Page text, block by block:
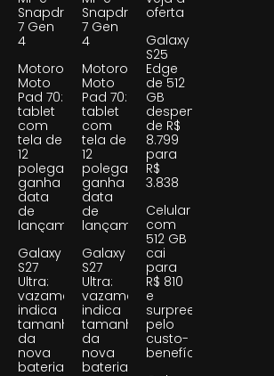
Snapdragon
7 Gen
4
Motorola
Moto
Pad 70:
tablet
com
tela de
12
polegadas
ganha
data
de
lançamento
Galaxy
S27
Ultra:
vazamento
indica
tamanho
da
nova
bateria
Snapdragon
7 Gen
4
Motorola
Moto
Pad 70:
tablet
com
tela de
12
polegadas
ganha
data
de
lançamento
Galaxy
S27
Ultra:
vazamento
indica
tamanho
da
nova
bateria
oferta
Galaxy
S25
Edge
de 512
GB
despenca
de R$
8.799
para
R$
3.838
Celular
com
512 GB
cai
para
R$ 810
e
surpreende
pelo
custo-
benefício